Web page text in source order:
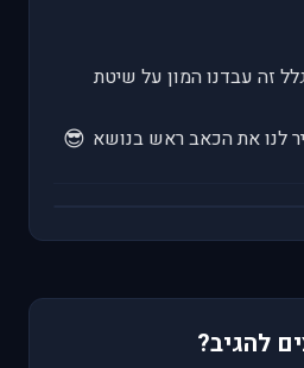
זה עבדנו המון על שיטת
לנו את הכאב ראש בנושא 😎
להגיב?